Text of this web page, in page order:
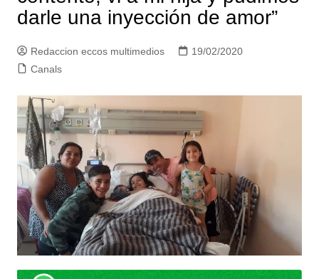
darle una inyección de amor”
Redaccion eccos multimedios
19/02/2020
Canals